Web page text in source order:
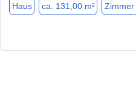
Haus ca. 131,00 m² Zimmer